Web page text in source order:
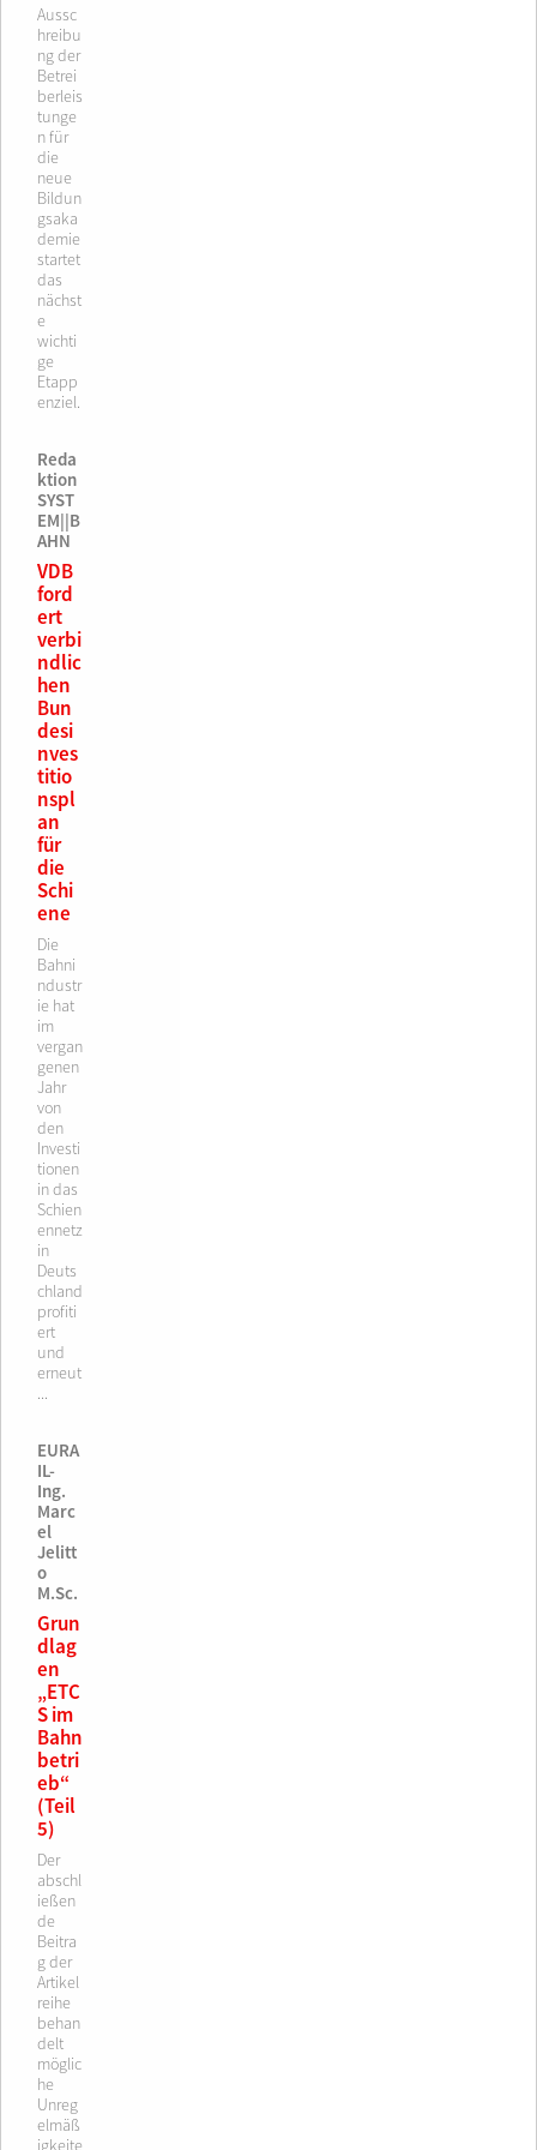
Aussc
hreibu
ng der
Betrei
berleis
tunge
n für
die
neue
Bildun
gsaka
demie
startet
das
nächst
e
wichti
ge
Etapp
enziel.
Reda
ktion
SYST
EM||B
AHN
VDB
ford
ert
verbi
ndlic
hen
Bun
desi
nves
titio
nspl
an
für
die
Schi
ene
Die
Bahni
ndustr
ie hat
im
vergan
genen
Jahr
von
den
Investi
tionen
in das
Schien
ennetz
in
Deuts
chland
profiti
ert
und
erneut
...
EURA
IL-
Ing.
Marc
el
Jelitt
o
M.Sc.
Grun
dlag
en
„ETC
S im
Bahn
betri
eb“
(Teil
5)
Der
abschl
ießen
de
Beitra
g der
Artikel
reihe
behan
delt
möglic
he
Unreg
elmäß